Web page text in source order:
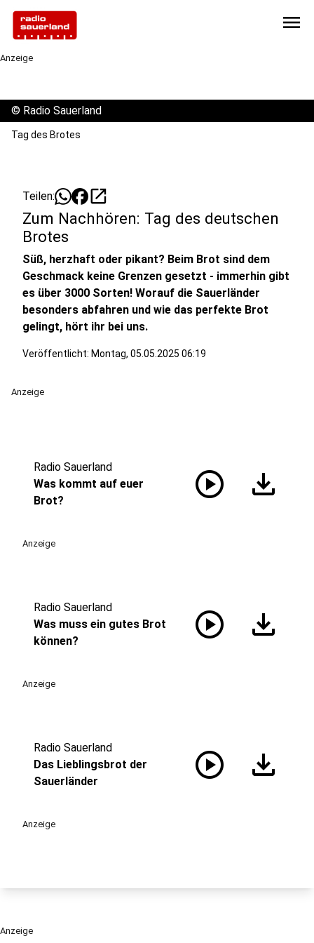
menu
Anzeige
© Radio Sauerland
Tag des Brotes
Teilen: open_in_new
Zum Nachhören: Tag des deutschen
Brotes
Süß, herzhaft oder pikant? Beim Brot sind dem
Geschmack keine Grenzen gesetzt - immerhin gibt
es über 3000 Sorten! Worauf die Sauerländer
besonders abfahren und wie das perfekte Brot
gelingt, hört ihr bei uns.
Veröffentlicht: Montag, 05.05.2025 06:19
Anzeige
Radio Sauerland
Was kommt auf euer
Brot?
play_circle download
Anzeige
Radio Sauerland
Was muss ein gutes Brot
können?
play_circle download
Anzeige
Radio Sauerland
Das Lieblingsbrot der
Sauerländer
play_circle download
Anzeige
Anzeige